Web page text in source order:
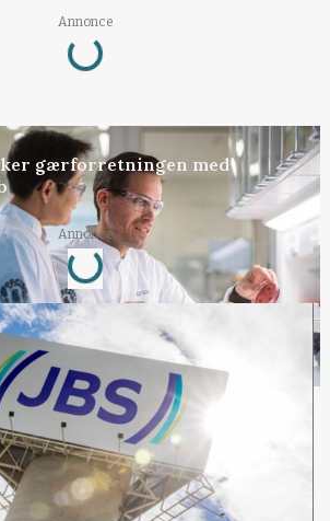
Annonce
Loading...
gærforretningen med
Annonce
Loading...